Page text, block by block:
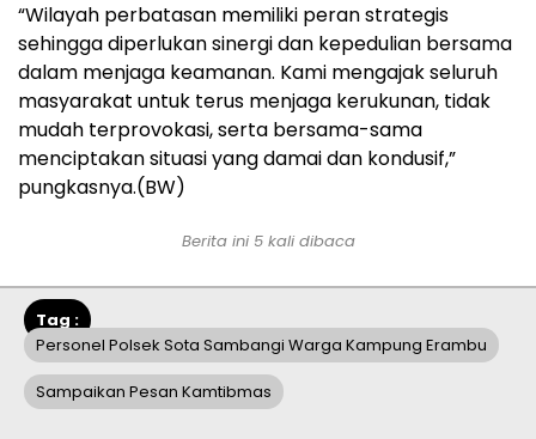
“Wilayah perbatasan memiliki peran strategis
sehingga diperlukan sinergi dan kepedulian bersama
dalam menjaga keamanan. Kami mengajak seluruh
masyarakat untuk terus menjaga kerukunan, tidak
mudah terprovokasi, serta bersama-sama
menciptakan situasi yang damai dan kondusif,”
pungkasnya.(BW)
Berita ini 5 kali dibaca
Tag :
Personel Polsek Sota Sambangi Warga Kampung Erambu
Sampaikan Pesan Kamtibmas